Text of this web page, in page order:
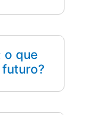
o que